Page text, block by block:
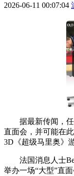
2026-06-11 00:07:04
据最新传闻，
直面会，并可能在
3D《超级马里奥》
法国消息人士
举办一场“大型”直